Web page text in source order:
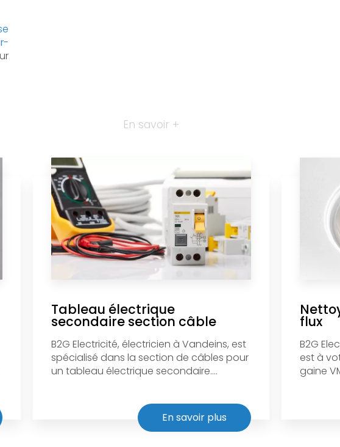
En savoir +
Tableau électrique
secondaire section câble
B2G Electricité, électricien à Vandeins, est
spécialisé dans la section de câbles pour
un tableau électrique secondaire....
En savoir plus
flux
B2G
est à
gaine